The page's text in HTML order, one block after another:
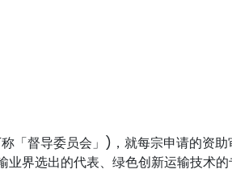
「督导委员会」)，就每宗申请的资
界选出的代表、绿色创新运输技术